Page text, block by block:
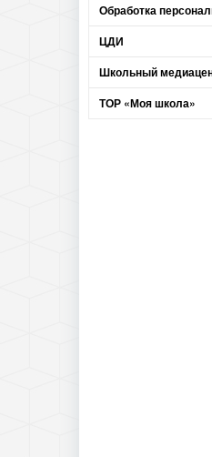
Обработка
ЦДИ
Школьный
ТОР «Моя школа»